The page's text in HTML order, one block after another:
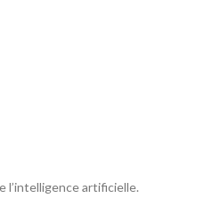
l’intelligence artificielle.